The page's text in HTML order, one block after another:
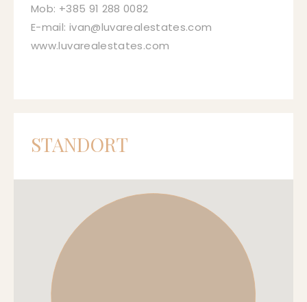
Mob: +385 91 288 0082
E-mail: ivan@luvarealestates.com
www.luvarealestates.com
STANDORT